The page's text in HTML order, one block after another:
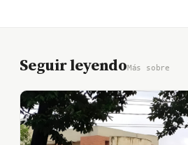
Seguir leyendoMás sobre